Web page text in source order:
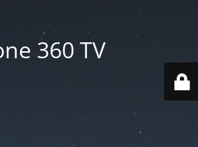
360 TV